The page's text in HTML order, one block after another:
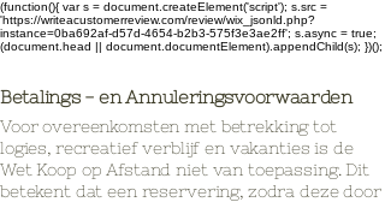
(function(){ var s = document.createElement('script'); s.src =
'https://writeacustomerreview.com/review/wix_jsonld.php?
instance=0ba692af-d57d-4654-b2b3-575f3e3ae2ff'; s.async = true;
(document.head || document.documentElement).appendChild(s); })();
Betalings - en Annuleringsvoorwaarden
Voor overeenkomsten met betrekking tot
logies, recreatief verblijf en vakanties is de
Wet Koop op Afstand niet van toepassing. Dit
betekent dat een reservering, zodra deze door